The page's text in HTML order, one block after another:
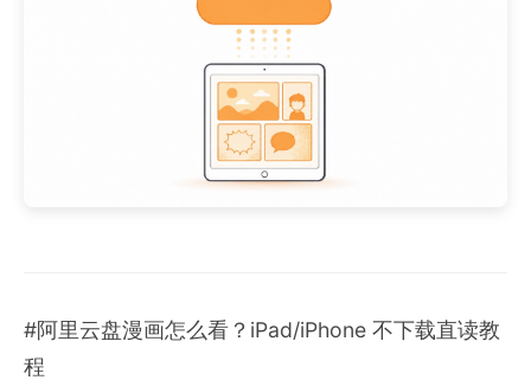
#阿里云盘漫画怎么看？iPad/iPhone 不下载直读教
程